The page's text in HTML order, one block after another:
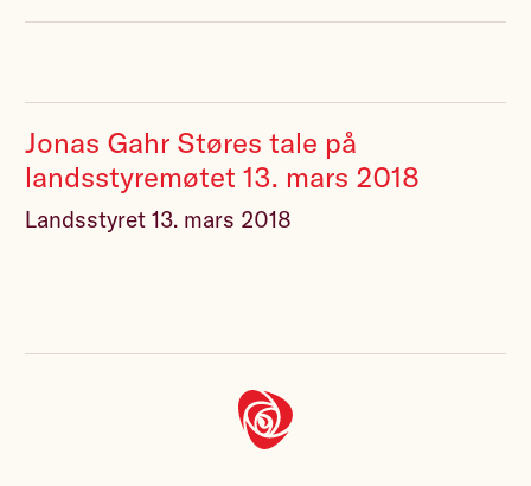
Jonas Gahr Støres tale på
landsstyremøtet 13. mars 2018
Landsstyret 13. mars 2018